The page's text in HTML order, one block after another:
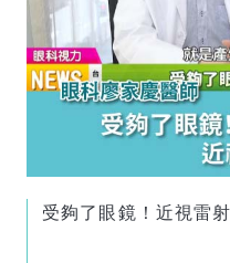
受夠了眼鏡！近視雷